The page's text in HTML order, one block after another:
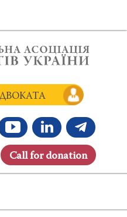
Сall for donation